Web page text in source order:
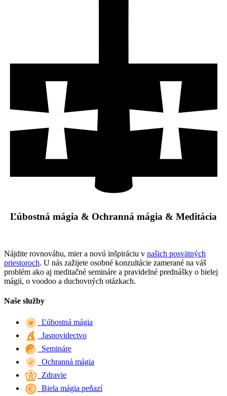
Ľúbostná mágia & Ochranná mágia & Meditácia
Nájdite rovnováhu, mier a novú inšpiráciu v našich posvätných
priestoroch. U nás zažijete osobné konzultácie zamerané na váš
problém ako aj meditačné semináre a pravidelné prednášky o bielej
mágii, o voodoo a duchovných otázkach.
Naše služby
Ľúbostná mágia
Jasnovidectvo
Semináre
Ochranná mágia
Zdravie
Biela mágia peňazí